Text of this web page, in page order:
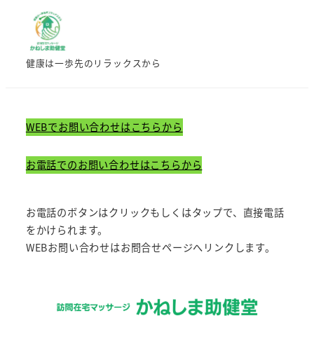
健康は一歩先のリラックスから
WEBでお問い合わせはこちらから
お電話でのお問い合わせはこちらから
お電話のボタンはクリックもしくはタップで、直接電話
をかけられます。
WEBお問い合わせはお問合せページへリンクします。